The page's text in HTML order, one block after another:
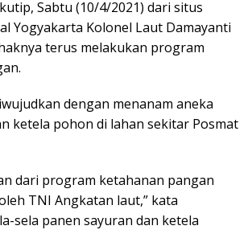
Sabtu (10/4/2021) dari situs
Yogyakarta Kolonel Laut Damayanti
terus melakukan program
dengan menanam aneka
ketela pohon di lahan sekitar Posmat
dari program ketahanan pangan
TNI Angkatan laut,” kata
sela panen sayuran dan ketela